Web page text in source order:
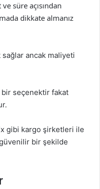
süre açısından
dikkate almanız
sağlar ancak maliyeti
bir seçenektir fakat
gibi kargo şirketleri ile
bir şekilde